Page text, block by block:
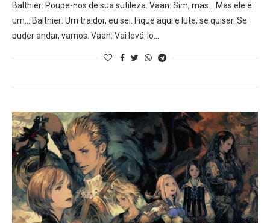
Balthier: Poupe-nos de sua sutileza. Vaan: Sim, mas… Mas ele é
um… Balthier: Um traidor, eu sei. Fique aqui e lute, se quiser. Se
puder andar, vamos. Vaan: Vai levá-lo…